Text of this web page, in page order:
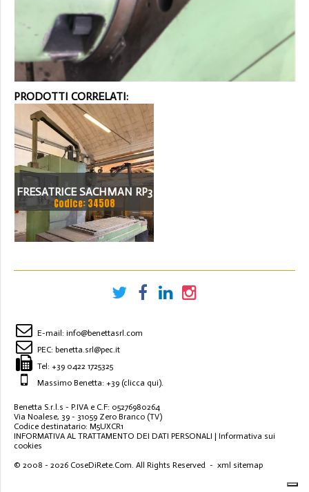
PRODOTTI CORRELATI:
FRESATRICE SACHMAN RP3
Codice: 34508
E-mail: info@benettasrl.com
PEC: benetta.srl@pec.it
Tel: +39 0422 1725325
Massimo Benetta: +39 (clicca qui).
Benetta S.r.l.s - P.IVA e C.F: 05276980264
Via Noalese, 39 - 31059 Zero Branco (TV)
Codice destinatario: M5UXCR1
INFORMATIVA AL TRATTAMENTO DEI DATI PERSONALI | Informativa sui
cookies
© 2008 - 2026 CoseDiRete.Com. All Rights Reserved - xml sitemap